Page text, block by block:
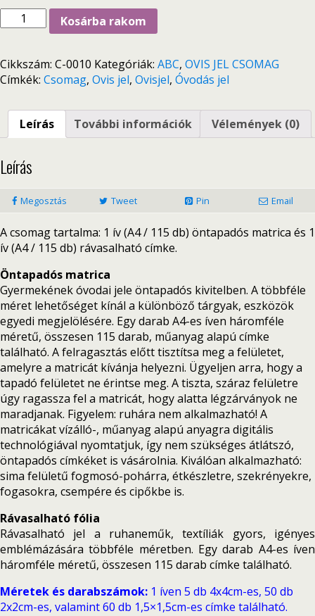
Kosárba rakom
Cikkszám: C-0010 Kategóriák: ABC, OVIS JEL CSOMAG
Címkék: Csomag, Ovis jel, Ovisjel, Óvodás jel
Leírás További információk Vélemények (0)
Leírás
Megosztás Tweet Pin Email
A csomag tartalma: 1 ív (A4 / 115 db) öntapadós matrica és 1
ív (A4 / 115 db) rávasalható címke.
Öntapadós matrica
Gyermekének óvodai jele öntapadós kivitelben. A többféle
méret lehetőséget kínál a különböző tárgyak, eszközök
egyedi megjelölésére. Egy darab A4-es íven háromféle
méretű, összesen 115 darab, műanyag alapú címke
található. A felragasztás előtt tisztítsa meg a felületet,
amelyre a matricát kívánja helyezni. Ügyeljen arra, hogy a
tapadó felületet ne érintse meg. A tiszta, száraz felületre
úgy ragassza fel a matricát, hogy alatta légzárványok ne
maradjanak. Figyelem: ruhára nem alkalmazható! A
matricákat vízálló-, műanyag alapú anyagra digitális
technológiával nyomtatjuk, így nem szükséges átlátszó,
öntapadós címkéket is vásárolnia. Kiválóan alkalmazható:
sima felületű fogmosó-pohárra, étkészletre, szekrényekre,
fogasokra, csempére és cipőkbe is.
Rávasalható fólia
Rávasalható jel a ruhaneműk, textíliák gyors, igényes
emblémázására többféle méretben. Egy darab A4-es íven
háromféle méretű, összesen 115 darab címke található.
Méretek és darabszámok: 1 íven 5 db 4x4cm-es, 50 db
2x2cm-es, valamint 60 db 1,5×1,5cm-es címke található.